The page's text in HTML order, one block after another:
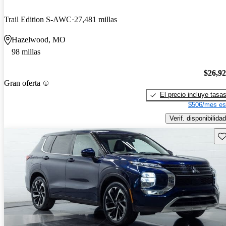
Trail Edition S-AWC 27,481 millas
Hazelwood, MO
98 millas
Gran oferta
El precio incluye tasas
$506/mes
Verif. disponibilidad